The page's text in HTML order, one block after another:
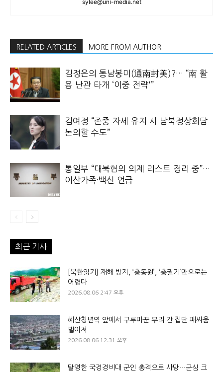
sylee@uni-media.net
RELATED ARTICLES MORE FROM AUTHOR
김정은의 통남봉미(通南封美)?… “南 활
용 난관 타개 ‘이중 전략'”
김여정 “존중 자세 유지 시 남북정상회담
논의할 수도”
통일부 “대북협의 의제 리스트 정리 중”…
이산가족·백신 언급
최근 기사
[북한읽기] 재해 방지, ‘총동원’, ‘총궐기’만으로는
어렵다
2026.08.06 2:47 오후
혜산청년역 앞에서 구루마꾼 무리 간 집단 패싸움
벌어져
2026.08.06 12:31 오후
탈영한 국경경비대 군인 총격으로 사망…군심 크